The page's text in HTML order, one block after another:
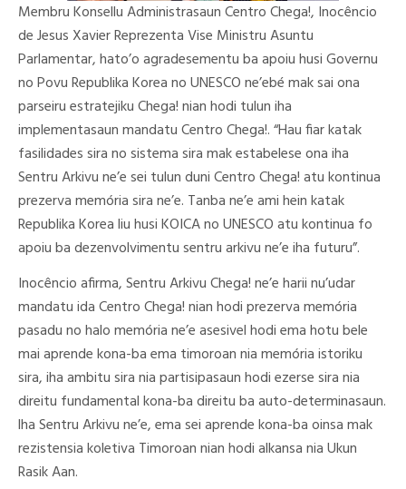
Membru Konsellu Administrasaun Centro Chega!, Inocêncio
de Jesus Xavier Reprezenta Vise Ministru Asuntu
Parlamentar, hato’o agradesementu ba apoiu husi Governu
no Povu Republika Korea no UNESCO ne’ebé mak sai ona
parseiru estratejiku Chega! nian hodi tulun iha
implementasaun mandatu Centro Chega!. “Hau fiar katak
fasilidades sira no sistema sira mak estabelese ona iha
Sentru Arkivu ne’e sei tulun duni Centro Chega! atu kontinua
prezerva memória sira ne’e. Tanba ne’e ami hein katak
Republika Korea liu husi KOICA no UNESCO atu kontinua fo
apoiu ba dezenvolvimentu sentru arkivu ne’e iha futuru”.
Inocêncio afirma, Sentru Arkivu Chega! ne’e harii nu’udar
mandatu ida Centro Chega! nian hodi prezerva memória
pasadu no halo memória ne’e asesivel hodi ema hotu bele
mai aprende kona-ba ema timoroan nia memória istoriku
sira, iha ambitu sira nia partisipasaun hodi ezerse sira nia
direitu fundamental kona-ba direitu ba auto-determinasaun.
lha Sentru Arkivu ne’e, ema sei aprende kona-ba oinsa mak
rezistensia koletiva Timoroan nian hodi alkansa nia Ukun
Rasik Aan.